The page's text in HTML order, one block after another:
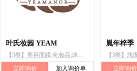
叶氏妆园 YEAM
【3类】美容面膜;化妆品;沐浴乳;香水;香皂;口红;洗面奶
立即询价
加入询价单
胤年梓季
立即询价